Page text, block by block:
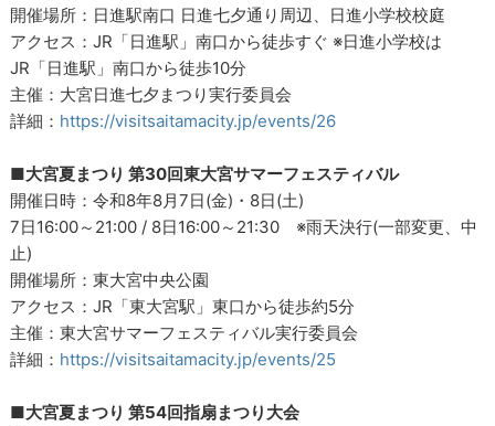
開催場所：日進駅南口 日進七夕通り周辺、日進小学校校庭
アクセス：JR「日進駅」南口から徒歩すぐ ※日進小学校は
JR「日進駅」南口から徒歩10分
主催：大宮日進七夕まつり実行委員会
詳細： https://visitsaitamacity.jp/events/26
■大宮夏まつり 第30回東大宮サマーフェスティバル
開催日時：令和8年8月7日(金)・8日(土)
7日16:00～21:00 / 8日16:00～21:30 ※雨天決行(一部変更、中
止)
開催場所：東大宮中央公園
アクセス：JR「東大宮駅」東口から徒歩約5分
主催：東大宮サマーフェスティバル実行委員会
詳細： https://visitsaitamacity.jp/events/25
■大宮夏まつり 第54回指扇まつり大会